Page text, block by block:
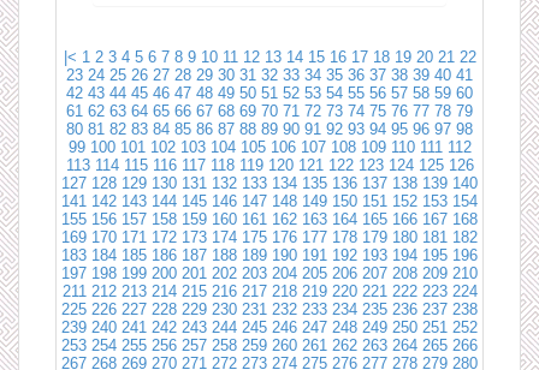
|< 1 2 3 4 5 6 7 8 9 10 11 12 13 14 15 16 17 18 19 20 21 22
23 24 25 26 27 28 29 30 31 32 33 34 35 36 37 38 39 40 41
42 43 44 45 46 47 48 49 50 51 52 53 54 55 56 57 58 59 60
61 62 63 64 65 66 67 68 69 70 71 72 73 74 75 76 77 78 79
80 81 82 83 84 85 86 87 88 89 90 91 92 93 94 95 96 97 98
99 100 101 102 103 104 105 106 107 108 109 110 111 112
113 114 115 116 117 118 119 120 121 122 123 124 125 126
127 128 129 130 131 132 133 134 135 136 137 138 139 140
141 142 143 144 145 146 147 148 149 150 151 152 153 154
155 156 157 158 159 160 161 162 163 164 165 166 167 168
169 170 171 172 173 174 175 176 177 178 179 180 181 182
183 184 185 186 187 188 189 190 191 192 193 194 195 196
197 198 199 200 201 202 203 204 205 206 207 208 209 210
211 212 213 214 215 216 217 218 219 220 221 222 223 224
225 226 227 228 229 230 231 232 233 234 235 236 237 238
239 240 241 242 243 244 245 246 247 248 249 250 251 252
253 254 255 256 257 258 259 260 261 262 263 264 265 266
267 268 269 270 271 272 273 274 275 276 277 278 279 280